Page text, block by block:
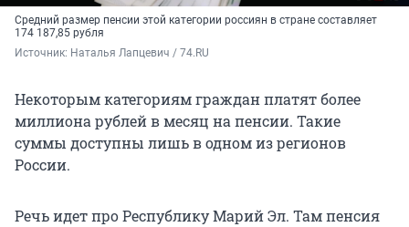
Средний размер пенсии этой категории россиян в стране составляет
174 187,85 рубля
Источник: Наталья Лапцевич / 74.RU
Некоторым категориям граждан платят более
миллиона рублей в месяц на пенсии. Такие
суммы доступны лишь в одном из регионов
России.
Речь идет про Республику Марий Эл. Там пенсия